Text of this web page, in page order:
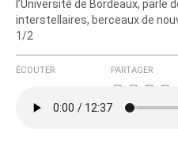
l’Université de Bordeaux, parle
interstellaires, berceaux de
1/2
ÉCOUTER PARTAGER